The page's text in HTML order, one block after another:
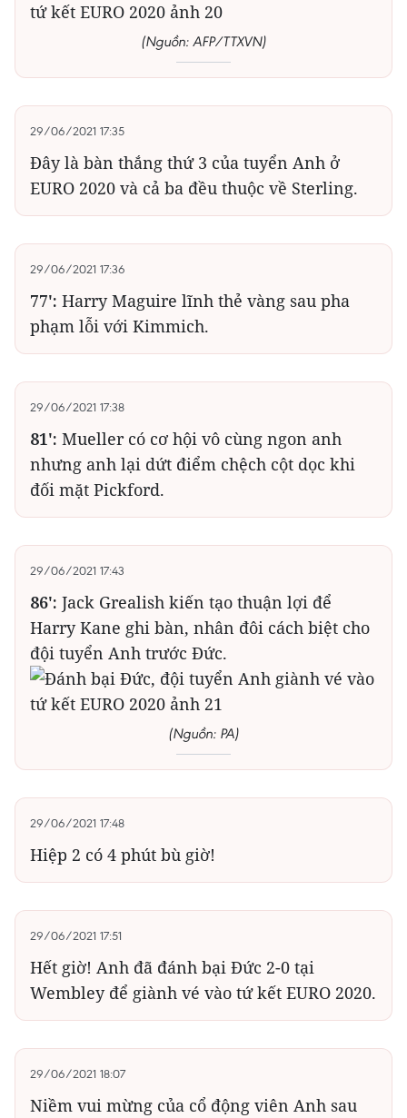
(Nguồn: AFP/TTXVN)
29/06/2021 17:35
Đây là bàn thắng thứ 3 của tuyển Anh ở
EURO 2020 và cả ba đều thuộc về Sterling.
29/06/2021 17:36
77': Harry Maguire lĩnh thẻ vàng sau pha
phạm lỗi với Kimmich.
29/06/2021 17:38
81': Mueller có cơ hội vô cùng ngon anh
nhưng anh lại dứt điểm chệch cột dọc khi
đối mặt Pickford.
29/06/2021 17:43
86': Jack Grealish kiến tạo thuận lợi để
Harry Kane ghi bàn, nhân đôi cách biệt cho
đội tuyển Anh trước Đức.
(Nguồn: PA)
29/06/2021 17:48
Hiệp 2 có 4 phút bù giờ!
29/06/2021 17:51
Hết giờ! Anh đã đánh bại Đức 2-0 tại
Wembley để giành vé vào tứ kết EURO 2020.
29/06/2021 18:07
Niềm vui mừng của cổ động viên Anh sau